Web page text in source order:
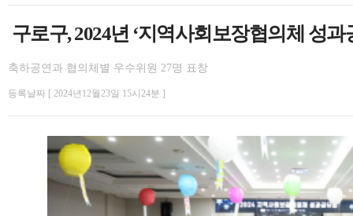
구로구, 2024년 ‘지역사회보장협의체 성과
축하공연과 협의체별 우수위원 27명 표창
등록날짜 [ 2024년12월23일 15시24분 ]